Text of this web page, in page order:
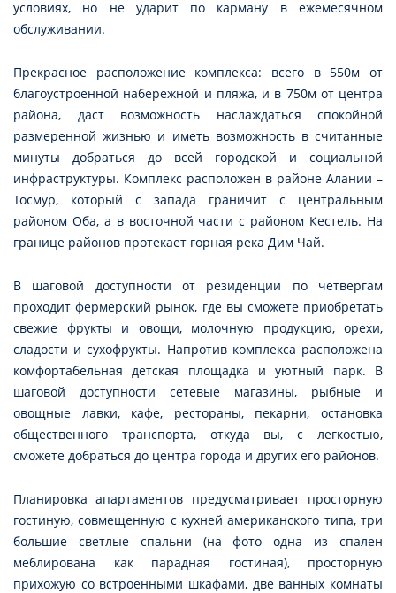
условиях, но не ударит по карману в ежемесячном
обслуживании.
Прекрасное расположение комплекса: всего в 550м от
благоустроенной набережной и пляжа, и в 750м от центра
района, даст возможность наслаждаться спокойной
размеренной жизнью и иметь возможность в считанные
минуты добраться до всей городской и социальной
инфраструктуры. Комплекс расположен в районе Алании –
Тосмур, который с запада граничит с центральным
районом Оба, а в восточной части с районом Кестель. На
границе районов протекает горная река Дим Чай.
В шаговой доступности от резиденции по четвергам
проходит фермерский рынок, где вы сможете приобретать
свежие фрукты и овощи, молочную продукцию, орехи,
сладости и сухофрукты. Напротив комплекса расположена
комфортабельная детская площадка и уютный парк. В
шаговой доступности сетевые магазины, рыбные и
овощные лавки, кафе, рестораны, пекарни, остановка
общественного транспорта, откуда вы, с легкостью,
сможете добраться до центра города и других его районов.
Планировка апартаментов предусматривает просторную
гостиную, совмещенную с кухней американского типа, три
большие светлые спальни (на фото одна из спален
меблирована как парадная гостиная), просторную
прихожую со встроенными шкафами, две ванных комнаты